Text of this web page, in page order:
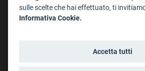
Struttura di riferimento
sulle scelte che hai effettuato, ti
Informativa Cookie.
Accetta tutti